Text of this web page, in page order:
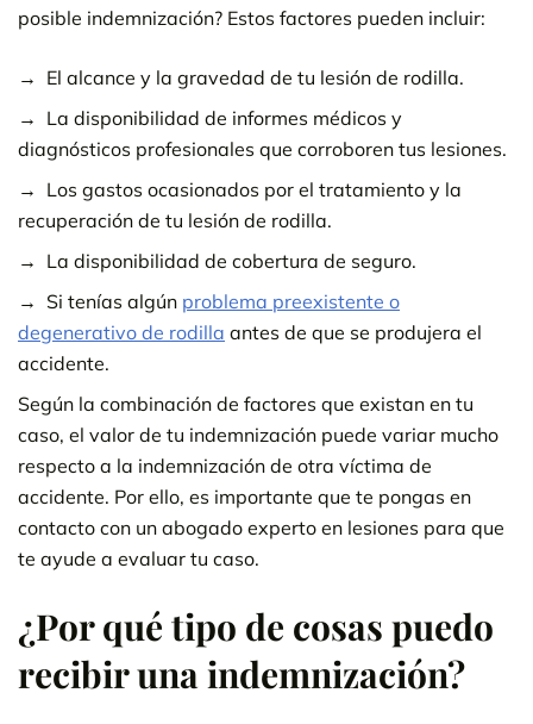
posible indemnización? Estos factores pueden incluir:
El alcance y la gravedad de tu lesión de rodilla.
La disponibilidad de informes médicos y
diagnósticos profesionales que corroboren tus lesiones.
Los gastos ocasionados por el tratamiento y la
recuperación de tu lesión de rodilla.
La disponibilidad de cobertura de seguro.
Si tenías algún problema preexistente o
degenerativo de rodilla antes de que se produjera el
accidente.
Según la combinación de factores que existan en tu
caso, el valor de tu indemnización puede variar mucho
respecto a la indemnización de otra víctima de
accidente. Por ello, es importante que te pongas en
contacto con un abogado experto en lesiones para que
te ayude a evaluar tu caso.
¿Por qué tipo de cosas puedo
recibir una indemnización?